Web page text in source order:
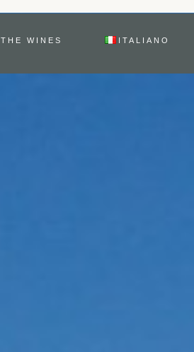
THE WINES ITALIANO